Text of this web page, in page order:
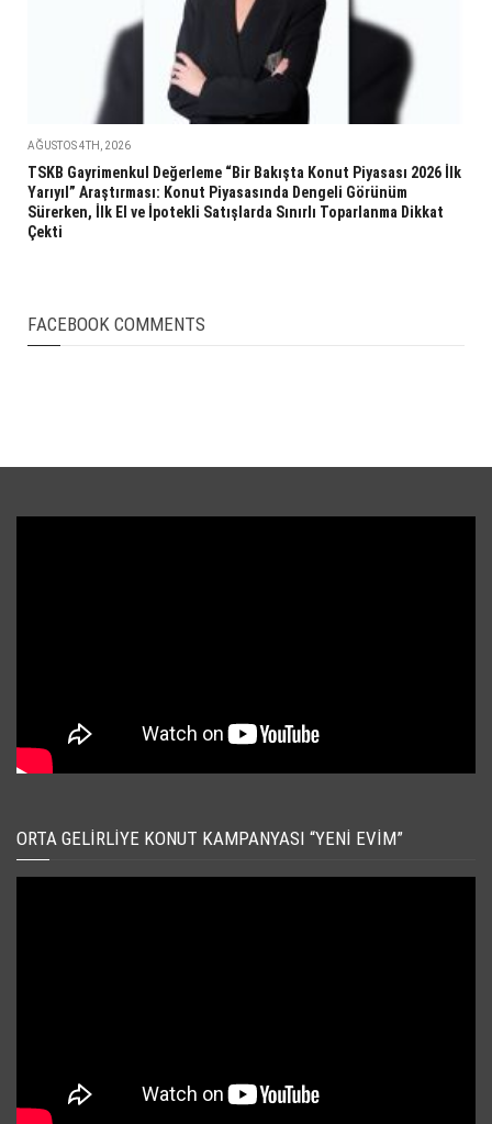
AĞUSTOS 4TH, 2026
TSKB Gayrimenkul Değerleme “Bir Bakışta Konut Piyasası 2026 İlk
Yarıyıl” Araştırması: Konut Piyasasında Dengeli Görünüm
Sürerken, İlk El ve İpotekli Satışlarda Sınırlı Toparlanma Dikkat
Çekti
FACEBOOK COMMENTS
ORTA GELIRLIYE KONUT KAMPANYASI “YENI EVIM”